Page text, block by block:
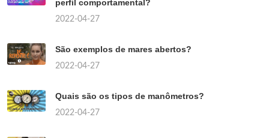
perfil comportamental?
2022-04-27
São exemplos de mares abertos?
2022-04-27
Quais são os tipos de manômetros?
2022-04-27